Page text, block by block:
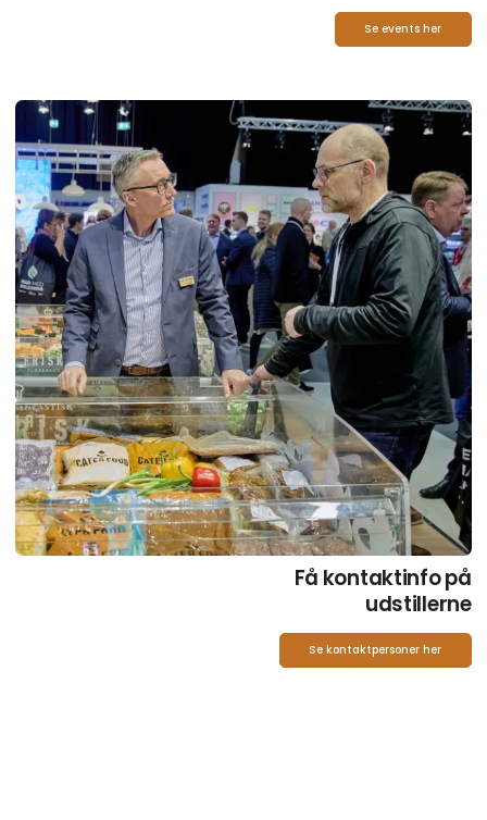
Se events her
Få kontaktinfo på
udstillerne
Se kontaktpersoner her